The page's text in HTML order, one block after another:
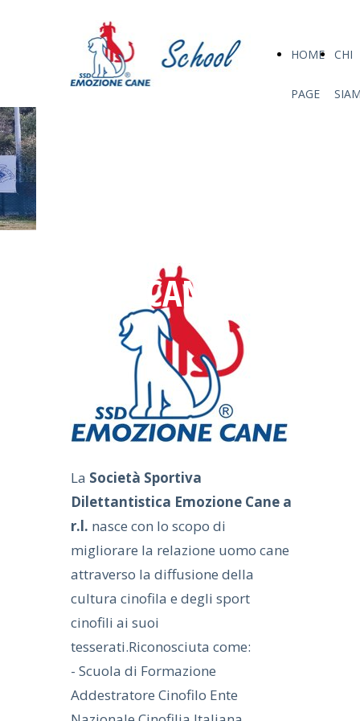
HOME
PAGE
CHI
CANE
La Società Sportiva
Dilettantistica Emozione Cane a
r.l. nasce con lo scopo di
migliorare la relazione uomo cane
attraverso la diffusione della
cultura cinofila e degli sport
cinofili ai suoi
tesserati.Riconosciuta come:
- Scuola di Formazione
Addestratore Cinofilo Ente